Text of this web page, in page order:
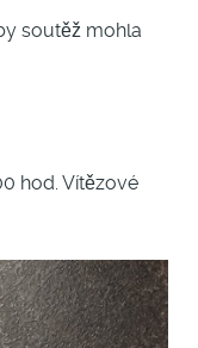
soutěž mohla
hod. Vítězové